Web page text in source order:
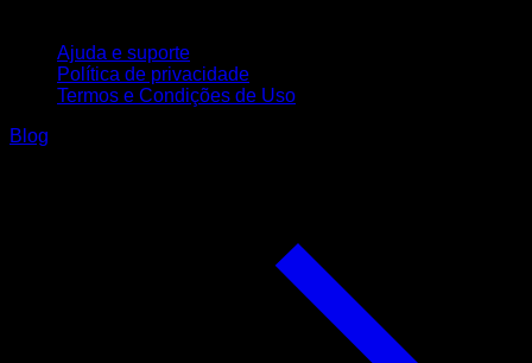
Ajuda e suporte
Política de privacidade
Termos e Condições de Uso
Blog